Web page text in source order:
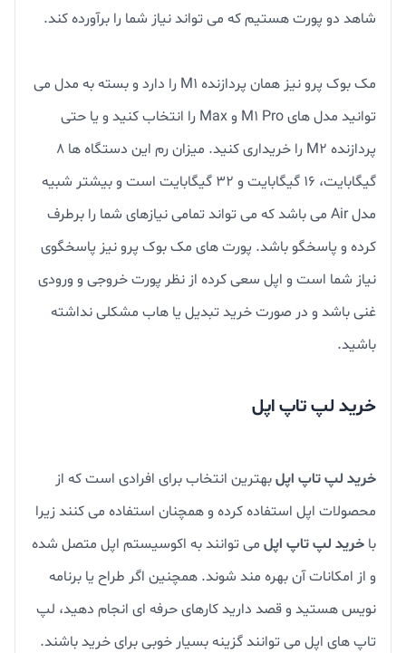
شاهد دو پورت هستیم که می تواند نیاز شما را برآورده کند.
مک بوک پرو نیز همان پردازنده M1 را دارد و بسته به مدل می
توانید مدل های M1 Pro و Max را انتخاب کنید و یا حتی
پردازنده M2 را خریداری کنید. میزان رم این دستگاه ها 8
گیگابایت، 16 گیگابایت و 32 گیگابایت است و بیشتر شبیه
مدل Air می باشد که می تواند تمامی نیازهای شما را برطرف
کرده و پاسخگو باشد. پورت های مک بوک پرو نیز پاسخگوی
نیاز شما است و اپل سعی کرده از نظر پورت خروجی و ورودی
غنی باشد و در صورت خرید تبدیل یا هاب مشکلی نداشته
باشید.
خرید لپ تاپ اپل
خرید لپ تاپ اپلبهترین انتخاب برای افرادی است که از
محصولات اپل استفاده کرده و همچنان استفاده می کنند زیرا
با خرید لپ تاپ اپل می توانند به اکوسیستم اپل متصل شده
و از امکانات آن بهره مند شوند. همچنین اگر طراح یا برنامه
نویس هستید و قصد دارید کارهای حرفه ای انجام دهید، لپ
تاپ های اپل می توانند گزینه بسیار خوبی برای خرید باشند.